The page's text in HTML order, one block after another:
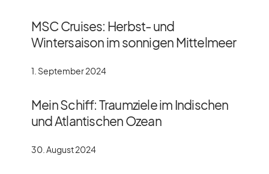
MSC Cruises: Herbst- und
Wintersaison im sonnigen Mittelmeer
1. September 2024
Mein Schiff: Traumziele im Indischen
und Atlantischen Ozean
30. August 2024